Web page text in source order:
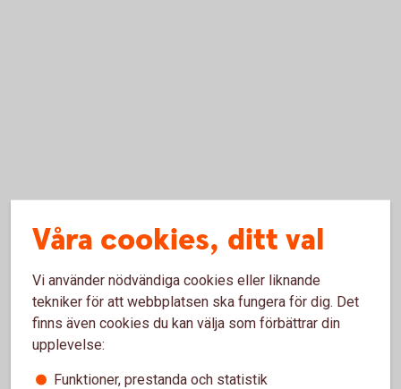
Våra cookies, ditt val
Vi använder nödvändiga cookies eller liknande
tekniker för att webbplatsen ska fungera för dig. Det
finns även cookies du kan välja som förbättrar din
upplevelse:
Funktioner, prestanda och statistik